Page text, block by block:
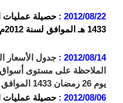
2012/08/22 : حصيلة عمليات
1433 هـ الموافق لسنة 2012م . . .
2012/08/14 :
جدول الأسعار
الملاحظة على مستوى أسواق
يوم 26 رمضان 1433 الموافق لـ 2012/08/14...
2012/08/06 :
حصيلة عمليات